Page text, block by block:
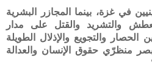
في غزة، بينما المجازر البشرية
والتشريد والقتل على مدار
والتجويع والإذلال الطويلة
منظرّي حقوق الإنسان والعدالة